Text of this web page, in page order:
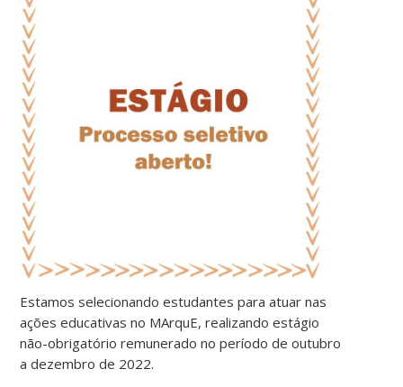
Estamos selecionando estudantes para atuar nas
ações educativas no MArquE, realizando estágio
não-obrigatório remunerado no período de outubro
a dezembro de 2022.